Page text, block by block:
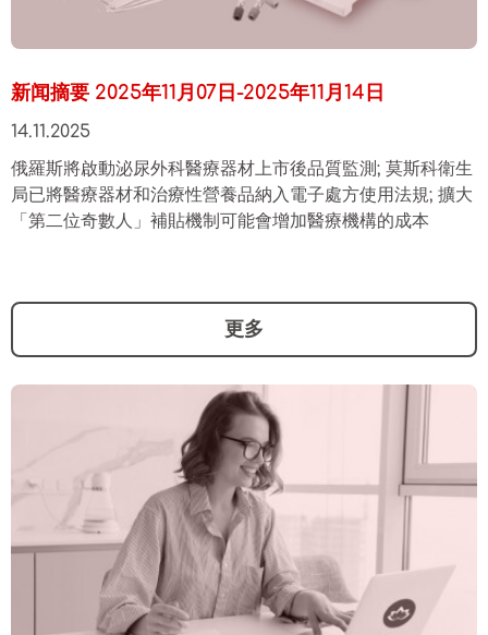
新闻摘要 2025年11月07日-2025年11月14日
14.11.2025
俄羅斯將啟動泌尿外科醫療器材上市後品質監測; 莫斯科衛生
局已將醫療器材和治療性營養品納入電子處方使用法規; 擴大
「第二位奇數人」補貼機制可能會增加醫療機構的成本
更多